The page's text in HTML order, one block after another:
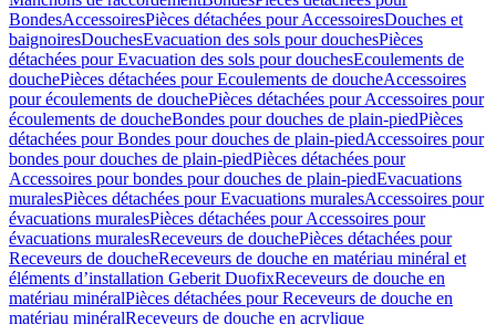
BondesAccessoiresPièces détachées pour AccessoiresDouches et
baignoiresDouchesEvacuation des sols pour douchesPièces
détachées pour Evacuation des sols pour douchesEcoulements de
douchePièces détachées pour Ecoulements de doucheAccessoires
pour écoulements de douchePièces détachées pour Accessoires pour
écoulements de doucheBondes pour douches de plain-piedPièces
détachées pour Bondes pour douches de plain-piedAccessoires pour
bondes pour douches de plain-piedPièces détachées pour
Accessoires pour bondes pour douches de plain-piedEvacuations
muralesPièces détachées pour Evacuations muralesAccessoires pour
évacuations muralesPièces détachées pour Accessoires pour
évacuations muralesReceveurs de douchePièces détachées pour
Receveurs de doucheReceveurs de douche en matériau minéral et
éléments d’installation Geberit DuofixReceveurs de douche en
matériau minéralPièces détachées pour Receveurs de douche en
matériau minéralReceveurs de douche en acrylique